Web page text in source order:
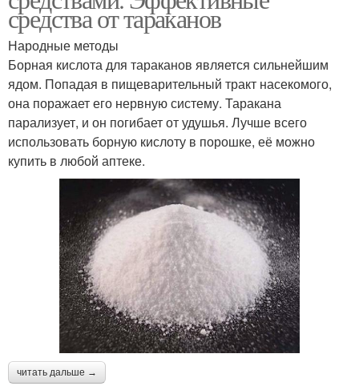
средства от тараканов
Народные методы
Борная кислота для тараканов является сильнейшим
ядом. Попадая в пищеварительный тракт насекомого,
она поражает его нервную систему. Таракана
парализует, и он погибает от удушья. Лучше всего
использовать борную кислоту в порошке, её можно
купить в любой аптеке.
читать дальше →